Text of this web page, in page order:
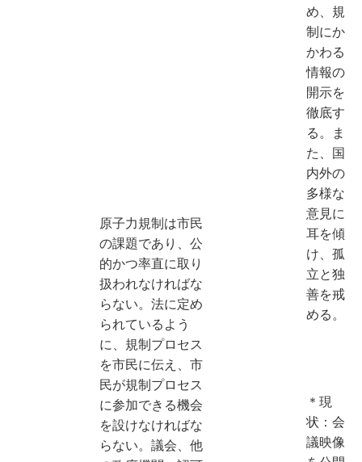
原子力規制は市民
の課題であり、公
的かつ率直に取り
扱われなければな
らない。法に定め
られているよう
に、規制プロセス
を市民に伝え、市
民が規制プロセス
に参加できる機会
を設けなければな
らない。議会、他
め、規
制にか
かわる
情報の
開示を
徹底す
る。ま
た、国
内外の
多様な
意見に
耳を傾
け、孤
立と独
善を戒
める。
＊現
状：会
議映像